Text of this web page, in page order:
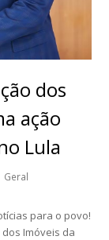
dos
ação
Lula
Geral
para o povo!
Imóveis da